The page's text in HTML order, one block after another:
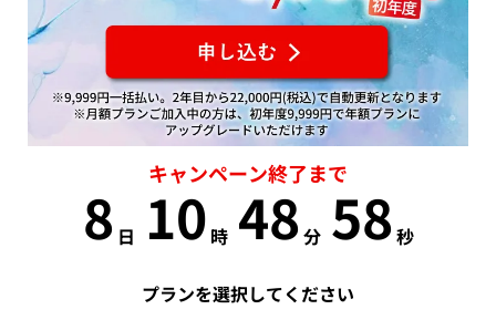
キャンペーン終了まで
8 日 10 時 48 分 57 秒
プランを選択してください